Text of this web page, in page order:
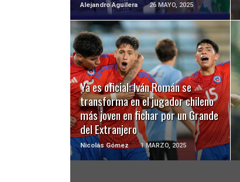
Alejandro Aguilera 26 MAYO, 2025
Ya es oficial: Iván Román se
transforma en el jugador chileno
más joven en fichar por un Grande
del Extranjero
Nicolás Gómez 1 MARZO, 2025
LEER MÁS